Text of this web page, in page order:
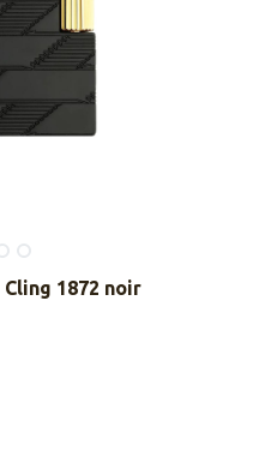
1872 noir